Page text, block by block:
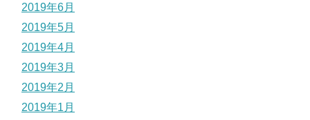
2019年6月
2019年5月
2019年4月
2019年3月
2019年2月
2019年1月